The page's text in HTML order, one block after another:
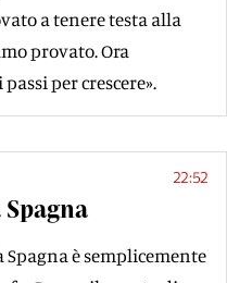
a tenere testa alla
provato. Ora
per crescere».
22:52
Spagna è semplicemente